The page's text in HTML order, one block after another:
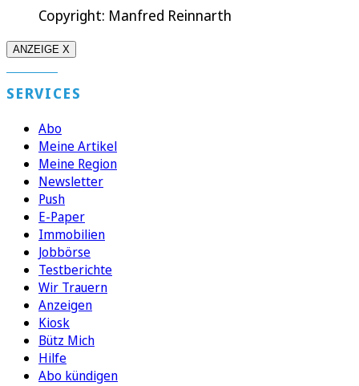
Copyright: Manfred Reinnarth
ANZEIGE X
SERVICES
Abo
Meine Artikel
Meine Region
Newsletter
Push
E-Paper
Immobilien
Jobbörse
Testberichte
Wir Trauern
Anzeigen
Kiosk
Bütz Mich
Hilfe
Abo kündigen